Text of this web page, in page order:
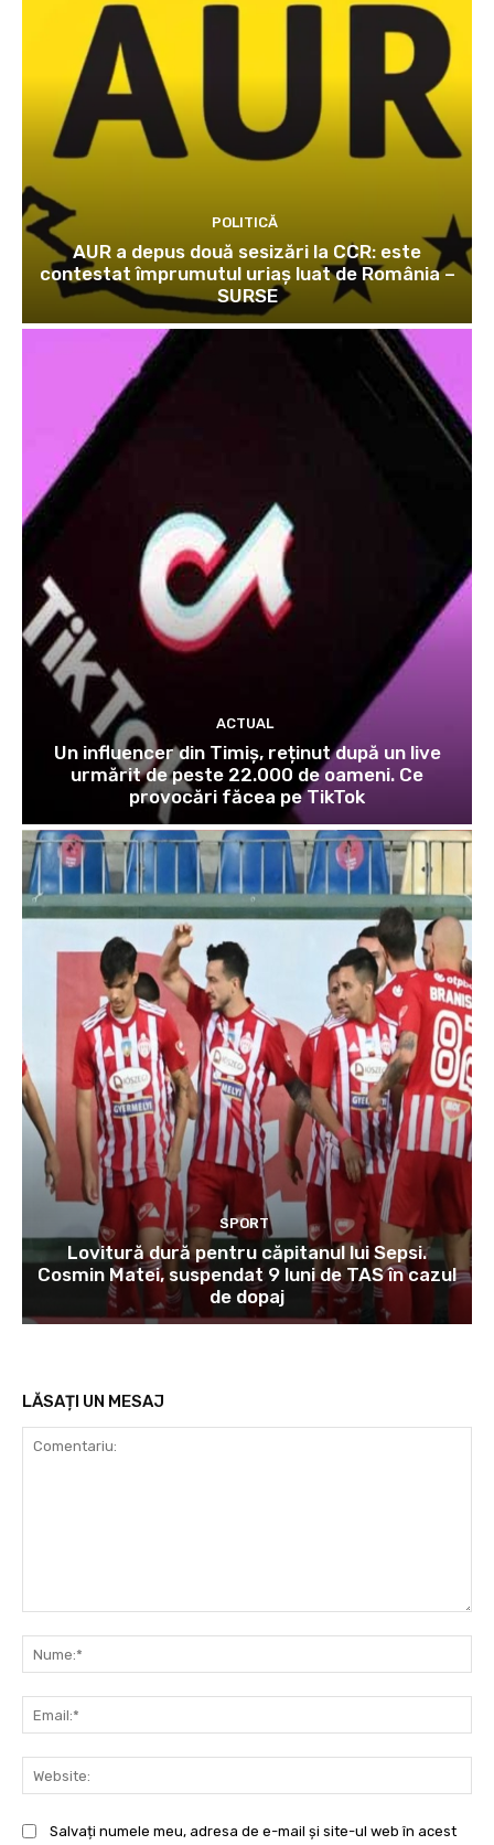
POLITICĂ
AUR a depus două sesizări la CCR: este
contestat împrumutul uriaș luat de România –
SURSE
ACTUAL
Un influencer din Timiș, reținut după un live
urmărit de peste 22.000 de oameni. Ce
provocări făcea pe TikTok
SPORT
Lovitură dură pentru căpitanul lui Sepsi.
Cosmin Matei, suspendat 9 luni de TAS în cazul
de dopaj
LĂSAȚI UN MESAJ
Salvați numele meu, adresa de e-mail și site-ul web în acest